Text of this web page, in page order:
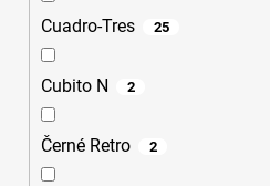
Cuadro-Tres 25
Cubito N 2
Černé Retro 2